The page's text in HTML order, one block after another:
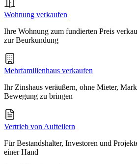
Wohnung verkaufen
Ihre Wohnung zum fundierten Preis
zur Beurkundung
Mehrfamilienhaus verkaufen
Ihr Zinshaus veräußern, ohne Mieter,
Bewegung zu bringen
Vertrieb von Aufteilern
Für Bestandshalter, Investoren und
einer Hand